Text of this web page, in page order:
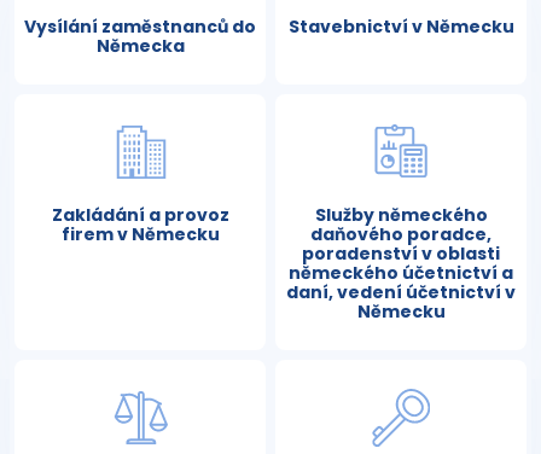
Vysílání zaměstnanců do
Německa
Stavebnictví v Německu
Zakládání a provoz
firem v Německu
Služby německého
daňového poradce,
poradenství v oblasti
německého účetnictví a
daní, vedení účetnictví v
Německu